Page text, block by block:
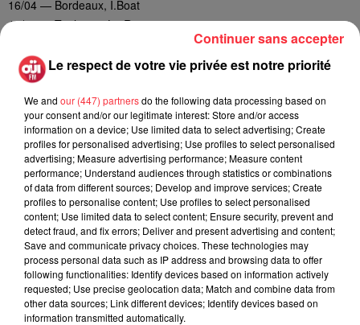
16/04 — Bordeaux, I.Boat
17/04 — Toulouse, Le Rex
06/05 — Paris, L'Alhambra
01/07 au 05/07 — Hérouville-Saint-Clair, Festival Beauregard
Cet élément est masqué compte-tenu du refus du
dépôt de cookies que vous avez exprimé. Si vous
souhaitez l'afficher, merci de nous donner votre accord
en cliquant sur le bouton ci-dessous.
Afficher l'élément
Le respect de votre vie privée est notre priorité
We and our (447) partnersdo the following data processing based on
your consent and/or our legitimate interest: Store and/or access
information on a device; Use limited data to select advertising; Create
profiles for personalised advertising; Use profiles to select personalised
advertising; Measure advertising performance; Measure content
performance; Understand audiences through statistics or combinations
of data from different sources; Develop and improve services; Create
profiles to personalise content; Use profiles to select personalised
content; Use limited data to select content; Ensure security, prevent and
detect fraud, and fix errors; Deliver and present advertising and content;
Save and communicate privacy choices. These technologies may
process personal data such as IP address and browsing data to offer
following functionalities: Identify devices based on information actively
requested; Use precise geolocation data; Match and combine data from
other data sources; Link different devices; Identify devices based on
information transmitted automatically.
Continuer sans accepter